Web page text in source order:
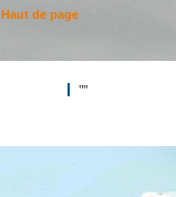
""
Haut de page